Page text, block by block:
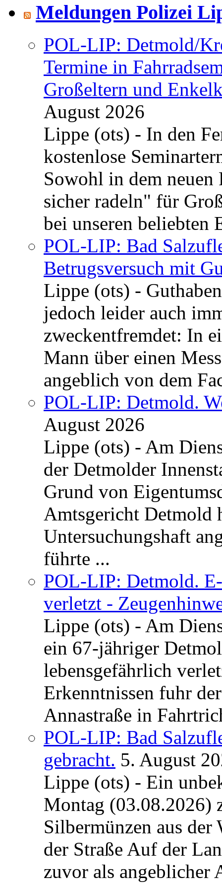
Meldungen Polizei
POL-LIP: Detmold/
Termine in
Großeltern und
August 2026
Lippe (ots) - In den
kostenlose
Sowohl in dem neuen
sicher radeln" für
bei unseren beliebten
POL-LIP: Bad
Betrugsversuch mit
Lippe (ots) -
jedoch leider auch
zweckentfremdet: In
Mann über einen
angeblich von dem
POL-LIP: Detmold.
August 2026
Lippe (ots) - Am
der Detmolder
Grund von
Amtsgericht Detmold
Untersuchungshaft
führte ...
POL-LIP: Detmold.
verletzt -
Lippe (ots) - Am
ein 67-jähriger
lebensgefährlich
Erkenntnissen fuhr
Annastraße in
POL-LIP: Bad
gebracht. 5. August
Lippe (ots) - Ein
Montag (03.08.2026)
Silbermünzen aus der
der Straße Auf der
zuvor als angeblicher